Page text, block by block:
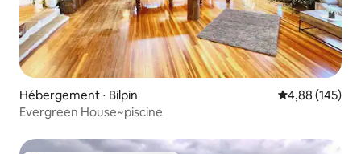
Hébergement ⋅ Bilpin Évaluation
4,88 (145)
Evergreen House~piscine